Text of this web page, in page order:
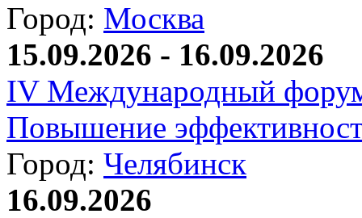
Город: Москва
15.09.2026 - 16.09.2026
IV Международный
Повышение
Город: Челябинск
16.09.2026